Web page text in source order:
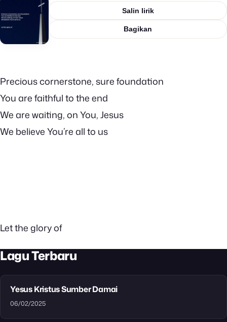
Salin lirik
Bagikan
Precious cornerstone, sure foundation
You are faithful to the end
We are waiting, on You, Jesus
We believe You’re all to us
Let the glory of
Lagu Terbaru
Yesus Kristus Sumber Damai
06/02/2025